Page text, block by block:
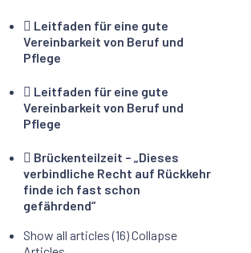
Leitfaden für eine gute
Vereinbarkeit von Beruf und
Pflege
Leitfaden für eine gute
Vereinbarkeit von Beruf und
Pflege
Brückenteilzeit – „Dieses
verbindliche Recht auf Rückkehr
finde ich fast schon
gefährdend“
Show all articles (16)Collapse